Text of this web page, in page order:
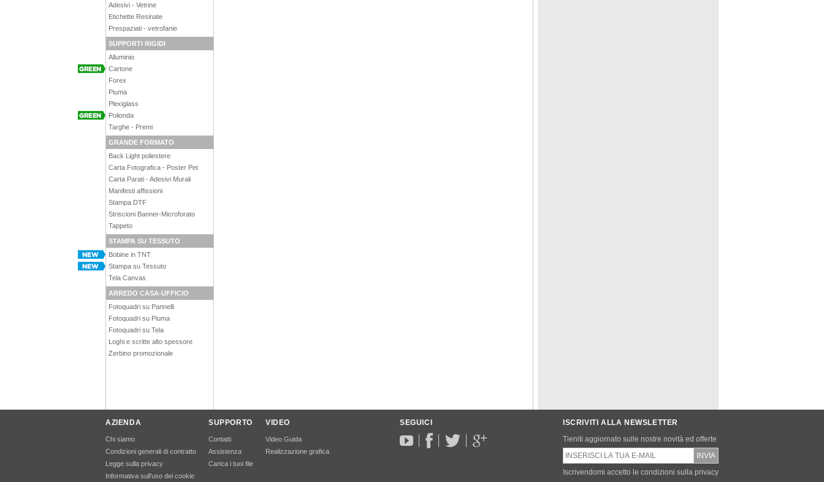
Adesivi - Vetrine
Etichette Resinate
Prespaziati - vetrofanie
SUPPORTI RIGIDI
Alluminio
Cartone
Forex
Piuma
Plexiglass
Polionda
Targhe - Premi
GRANDE FORMATO
Back Light poliestere
Carta Fotografica - Poster Pet
Carta Parati - Adesivi Murali
Manifesti affissioni
Stampa DTF
Striscioni Banner-Microforato
Tappeto
STAMPA SU TESSUTO
Bobine in TNT
Stampa su Tessuto
Tela Canvas
ARREDO CASA-UFFICIO
Fotoquadri su Pannelli
Fotoquadri su Piuma
Fotoquadri su Tela
Loghi e scritte alto spessore
Zerbino promozionale
AZIENDA
Chi siamo
Condizioni generali di contratto
Legge sulla privacy
Informativa sull’uso dei cookie
SUPPORTO
Contatti
Assistenza
Carica i tuoi file
VIDEO
Video Guida
Realizzazione grafica
SEGUICI
ISCRIVITI ALLA NEWSLETTER
Tieniti aggiornato sulle nostre novità ed offerte
Iscrivendomi accetto le condizioni sulla privacy